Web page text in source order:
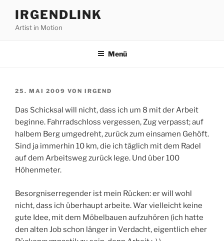
Inhalt
springen
IRGENDLINK
Artist in Motion
Menü
VERÖFFENTLICHT
25. MAI 2009 VON IRGEND
Das Schicksal will nicht, dass ich um 8 mit der Arbeit
beginne. Fahrradschloss vergessen, Zug verpasst; auf
halbem Berg umgedreht, zurück zum einsamen Gehöft.
Sind ja immerhin 10 km, die ich täglich mit dem Radel
auf dem Arbeitsweg zurück lege. Und über 100
Höhenmeter.
Besorgniserregender ist mein Rücken: er will wohl
nicht, dass ich überhaupt arbeite. War vielleicht keine
gute Idee, mit dem Möbelbauen aufzuhören (ich hatte
den alten Job schon länger in Verdacht, eigentlich eher